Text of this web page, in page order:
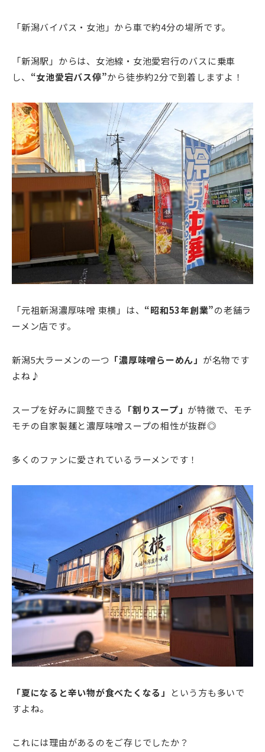
「新潟バイパス・女池」から車で約4分の場所です。
「新潟駅」からは、女池線・女池愛宕行のバスに乗車
し、 “女池愛宕バス停”から徒歩約2分で到着しますよ！
「元祖新潟濃厚味噌 東横」は、 “昭和53年創業”の老舗ラ
ーメン店です。
新潟5大ラーメンの一つ 「濃厚味噌らーめん」 が名物です
よね♪
スープを好みに調整できる 「割りスープ」 が特徴で、モチ
モチの自家製麺と濃厚味噌スープの相性が抜群◎
多くのファンに愛されているラーメンです！
「夏になると辛い物が食べたくなる」
という方も多いで
すよね。
これには理由があるのをご存じでしたか？